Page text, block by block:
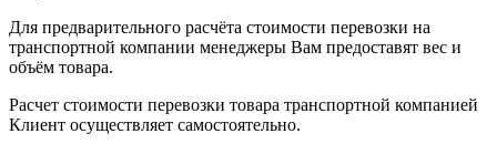
Для предварительного расчёта стоимости перевозки на
транспортной компании менеджеры Вам предоставят вес и
объём товара.
Расчет стоимости перевозки товара транспортной компанией
Клиент осуществляет самостоятельно.